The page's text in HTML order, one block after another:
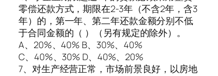
零偿还款方式，期限在2-3年（不含2年，含3
年）的，第一年、第二年还款金额分别不低
于合同金额的（ ）（另有规定的除外）。
A、20%、40% B、30%、40%
C、40%、30% D、40%、20%
7、对生产经营正常，市场前景良好，以房地